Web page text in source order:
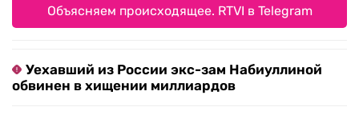
Объясняем происходящее. RTVI в Telegram
Уехавший из России экс-зам Набиуллиной
обвинен в хищении миллиардов